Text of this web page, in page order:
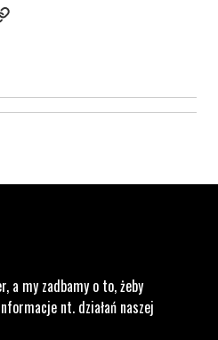
na Facebook. Strona otwiera się
artykuł na Twitter. Strona otwiera
artykuł na Linkedin. Strona
a my zadbamy o to, żeby
nt. działań naszej